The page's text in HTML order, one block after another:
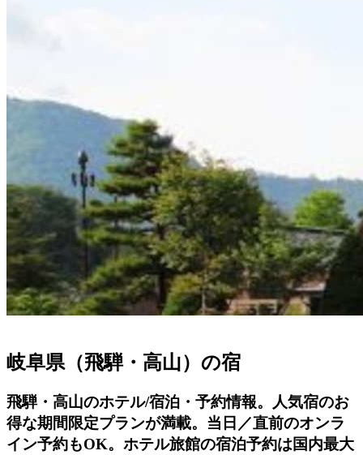
岐阜県（飛騨・高山）の宿
飛騨・高山のホテル/宿泊・予約情報。人気宿のお
得な期間限定プランが満載。当日／直前のオンラ
イン予約もOK。ホテル旅館の宿泊予約は国内最大